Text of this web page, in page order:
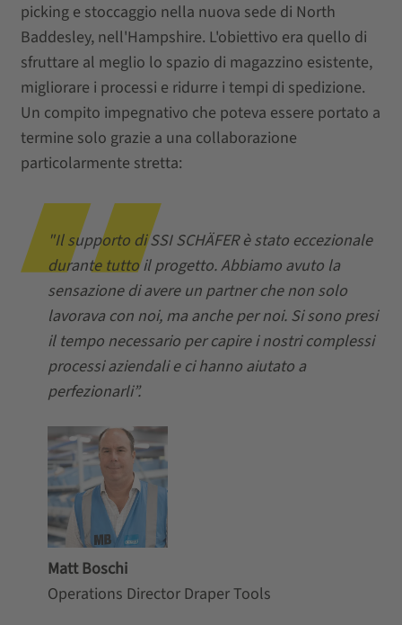
picking e stoccaggio nella nuova sede di North
Baddesley, nell'Hampshire. L'obiettivo era quello di
sfruttare al meglio lo spazio di magazzino esistente,
migliorare i processi e ridurre i tempi di spedizione.
Un compito impegnativo che poteva essere portato a
termine solo grazie a una collaborazione
particolarmente stretta:
"Il supporto di SSI SCHÄFER è stato eccezionale
durante tutto il progetto. Abbiamo avuto la
sensazione di avere un partner che non solo
lavorava con noi, ma anche per noi. Si sono presi
il tempo necessario per capire i nostri complessi
processi aziendali e ci hanno aiutato a
perfezionarli”.
Matt Boschi
Operations Director Draper Tools